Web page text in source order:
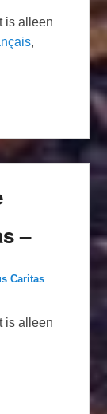
is alleen
,
–
Caritas
is alleen